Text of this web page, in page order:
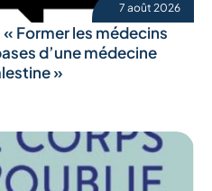
7 août 2026
Former les médecins
d’une médecine
»